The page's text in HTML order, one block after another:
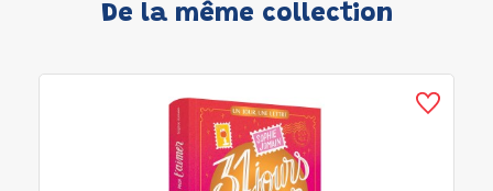
De la même collection